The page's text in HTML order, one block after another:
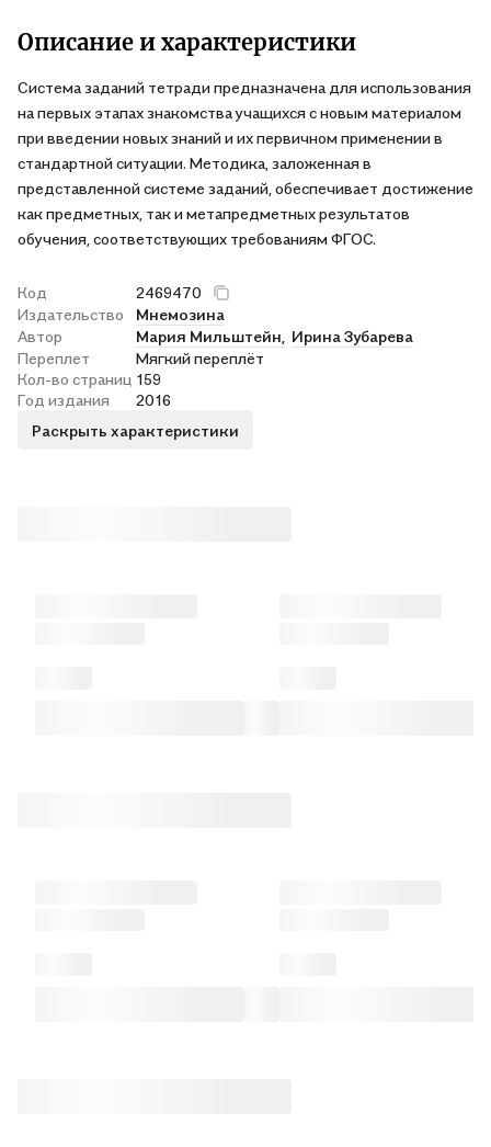
Описание и характеристики
Система заданий тетради предназначена для использования
на первых этапах знакомства учащихся с новым материалом
при введении новых зна­ний и их первичном применении в
стандартной ситуации. Методика, зало­женная в
представленной системе заданий, обеспечивает достижение
как предметных, так и метапредметных результатов
обучения, соответствую­щих требованиям ФГОС.
Код
2469470
Издательство
Мнемозина
Автор
Мария Мильштейн,
Ирина Зубарева
Переплет
Мягкий переплёт
Кол-во страниц 159
Год издания
2016
Раскрыть характеристики